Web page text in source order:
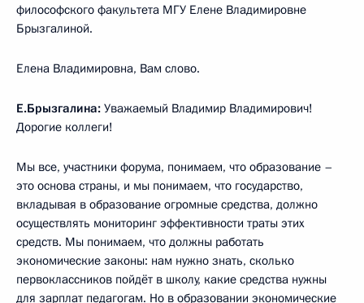
философского факультета МГУ Елене Владимировне
Брызгалиной.
Елена Владимировна, Вам слово.
Е.Брызгалина: Уважаемый Владимир Владимирович!
Дорогие коллеги!
Мы все, участники форума, понимаем, что образование –
это основа страны, и мы понимаем, что государство,
вкладывая в образование огромные средства, должно
осуществлять мониторинг эффективности траты этих
средств. Мы понимаем, что должны работать
экономические законы: нам нужно знать, сколько
первоклассников пойдёт в школу, какие средства нужны
для зарплат педагогам. Но в образовании экономические